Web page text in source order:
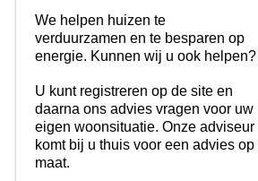
We helpen huizen te
verduurzamen en te besparen op
energie. Kunnen wij u ook helpen?
U kunt registreren op de site en
daarna ons advies vragen voor uw
eigen woonsituatie. Onze adviseur
komt bij u thuis voor een advies op
maat.